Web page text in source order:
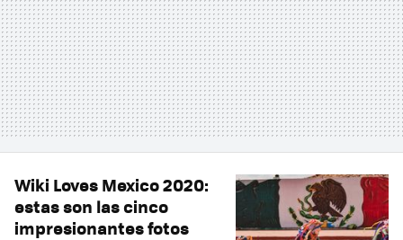
Wiki Loves Mexico 2020:
estas son las cinco
impresionantes fotos